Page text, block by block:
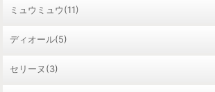
ミュウミュウ(11)
ディオール(5)
セリーヌ(3)